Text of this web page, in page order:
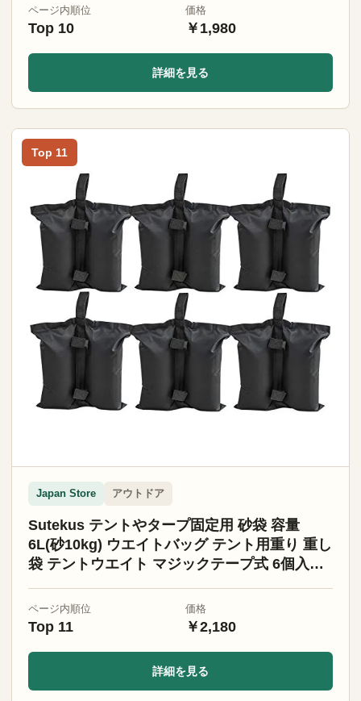
ページ内順位
Top 10
価格
￥1,980
詳細を見る
Top 11
Japan Store アウトドア
Sutekus テントやタープ固定用 砂袋 容量
6L(砂10kg) ウエイトバッグ テント用重り 重し
袋 テントウエイト マジックテープ式 6個入り
ページ内順位
Top 11
価格
￥2,180
詳細を見る